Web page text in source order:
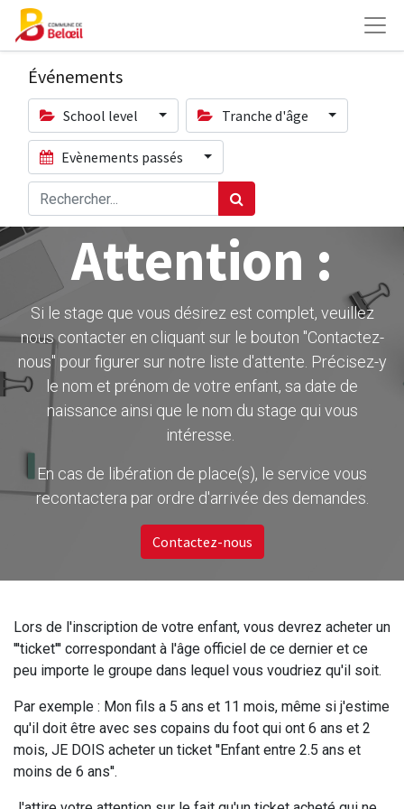
Événements
School level Tranche d'âge
Evènements passés
Attention :
Si le stage que vous désirez est complet, veuillez
nous contacter en cliquant sur le bouton ''Contactez-
nous" pour figurer sur notre liste d'attente. Précisez-y
le nom et prénom de votre enfant, sa date de
naissance ainsi que le nom du stage qui vous
intéresse.
En cas de libération de place(s), le service vous
recontactera par ordre d'arrivée des demandes.
Contactez-nous
Lors de l'inscription de votre enfant, vous devrez acheter un
'''ticket''' correspondant à l'âge officiel de ce dernier et ce
peu importe le groupe dans lequel vous voudriez qu'il soit.
Par exemple : Mon fils a 5 ans et 11 mois, même si j'estime
qu'il doit être avec ses copains du foot qui ont 6 ans et 2
mois, JE DOIS acheter un ticket ''Enfant entre 2.5 ans et
moins de 6 ans''.